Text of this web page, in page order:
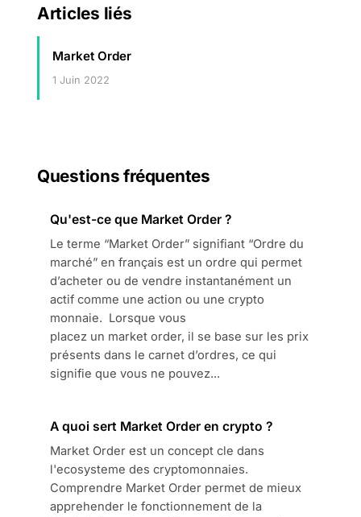
Articles liés
Market Order
1 Juin 2022
Questions fréquentes
Qu'est-ce que Market Order ?
Le terme “Market Order” signifiant “Ordre du
marché” en français est un ordre qui permet
d’acheter ou de vendre instantanément un
actif comme une action ou une crypto
monnaie. Lorsque vous
placez un market order, il se base sur les prix
présents dans le carnet d’ordres, ce qui
signifie que vous ne pouvez...
A quoi sert Market Order en crypto ?
Market Order est un concept cle dans
l'ecosysteme des cryptomonnaies.
Comprendre Market Order permet de mieux
apprehender le fonctionnement de la